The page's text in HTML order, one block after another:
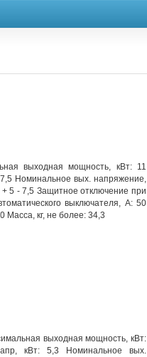
выходная мощность, кВт: 11
Номинальное вых. напряжение,
5 - 7,5 Защитное отключение при
выключателя, А: 50
Масса, кг, не более: 34,3
выходная мощность, кВт:
кВт: 5,3 Номинальное вых.